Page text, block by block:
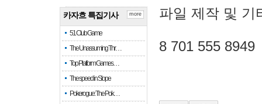
카자흐 특집기사
51 Club Game
The Unassuming Thr…
Top Platform Games…
The speed in Slope
Pokerogue: The Pok…
more 파일 제작 및 기
8 701 555 8949